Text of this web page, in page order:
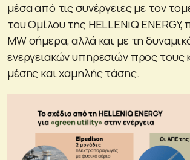
μέσα από τις συνέργειες με τον
του Ομίλου της HELLENiQ
MW σήμερα, αλλά και με τη
ενεργειακών υπηρεσιών προς τους
μέσης και χαμηλής τάσης.